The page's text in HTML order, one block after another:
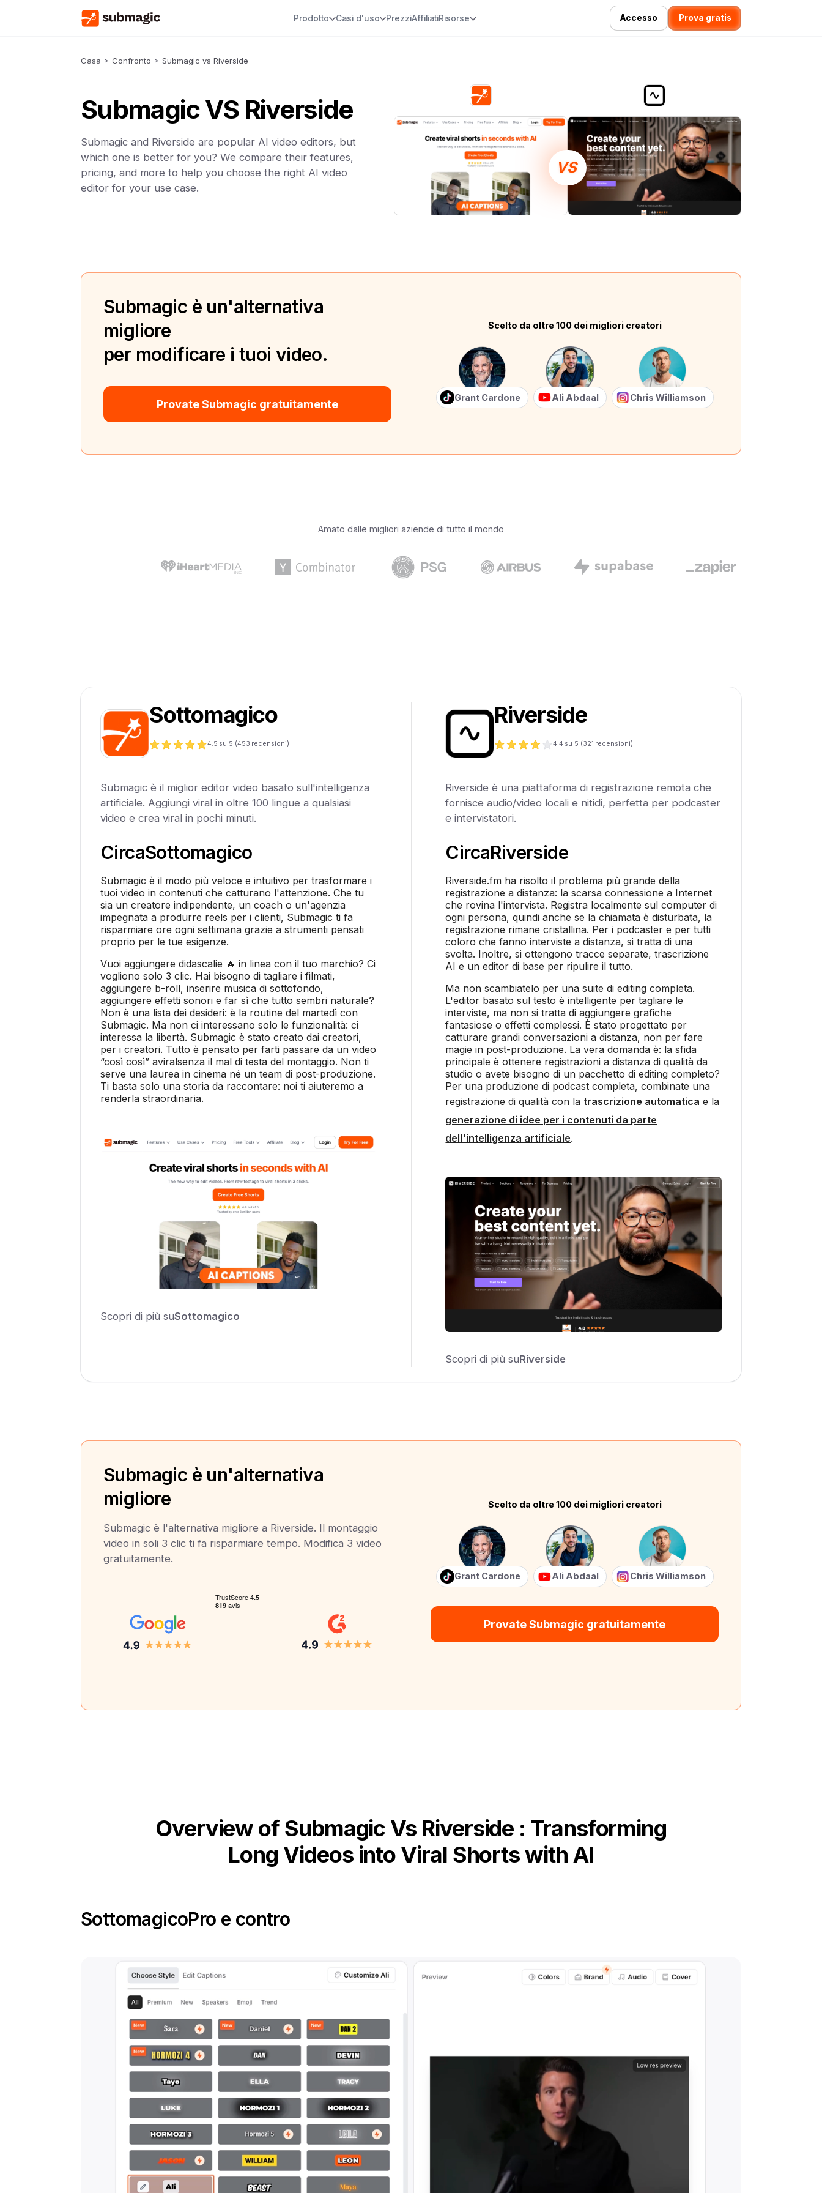
Prodotto Casi d'uso PrezziAffiliatiRisorse Accesso Prova gratis
Casa > Confronto > Submagic vs Riverside
Submagic VS Riverside
Submagic and Riverside are popular AI video editors, but
which one is better for you? We compare their features,
pricing, and more to help you choose the right AI video
editor for your use case.
VS
Submagic è un'alternativa
migliore
per modificare i tuoi video.
Provate Submagic gratuitamente
Scelto da oltre 100 dei migliori creatori
Grant Cardone Ali Abdaal Chris Williamson
Amato dalle migliori aziende di tutto il mondo
Sottomagico
4.5 su 5 (453 recensioni)
Submagic è il miglior editor video basato sull'intelligenza
artificiale. Aggiungi viral in oltre 100 lingue a qualsiasi
video e crea viral in pochi minuti.
CircaSottomagico
Submagic è il modo più veloce e intuitivo per trasformare i
tuoi video in contenuti che catturano l'attenzione. Che tu
sia un creatore indipendente, un coach o un'agenzia
impegnata a produrre reels per i clienti, Submagic ti fa
risparmiare ore ogni settimana grazie a strumenti pensati
proprio per le tue esigenze.
Vuoi aggiungere didascalie 🔥 in linea con il tuo marchio? Ci
vogliono solo 3 clic. Hai bisogno di tagliare i filmati,
aggiungere b-roll, inserire musica di sottofondo,
aggiungere effetti sonori e far sì che tutto sembri naturale?
Non è una lista dei desideri: è la routine del martedì con
Submagic. Ma non ci interessano solo le funzionalità: ci
interessa la libertà. Submagic è stato creato dai creatori,
per i creatori. Tutto è pensato per farti passare da un video
“così così” aviralsenza il mal di testa del montaggio. Non ti
serve una laurea in cinema né un team di post-produzione.
Ti basta solo una storia da raccontare: noi ti aiuteremo a
renderla straordinaria.
Scopri di più suSottomagico
Riverside
4.4 su 5 (321 recensioni)
Riverside è una piattaforma di registrazione remota che
fornisce audio/video locali e nitidi, perfetta per podcaster
e intervistatori.
CircaRiverside
Riverside.fm ha risolto il problema più grande della
registrazione a distanza: la scarsa connessione a Internet
che rovina l'intervista. Registra localmente sul computer di
ogni persona, quindi anche se la chiamata è disturbata, la
registrazione rimane cristallina. Per i podcaster e per tutti
coloro che fanno interviste a distanza, si tratta di una
svolta. Inoltre, si ottengono tracce separate, trascrizione
AI e un editor di base per ripulire il tutto.
Ma non scambiatelo per una suite di editing completa.
L'editor basato sul testo è intelligente per tagliare le
interviste, ma non si tratta di aggiungere grafiche
fantasiose o effetti complessi. È stato progettato per
catturare grandi conversazioni a distanza, non per fare
magie in post-produzione. La vera domanda è: la sfida
principale è ottenere registrazioni a distanza di qualità da
studio o avete bisogno di un pacchetto di editing completo?
Per una produzione di podcast completa, combinate una
registrazione di qualità con la trascrizione automatica e la
generazione di idee per i contenuti da parte
dell'intelligenza artificiale.
Scopri di più suRiverside
Submagic è un'alternativa
migliore
Submagic è l'alternativa migliore a Riverside. Il montaggio
video in soli 3 clic ti fa risparmiare tempo. Modifica 3 video
gratuitamente.
Scelto da oltre 100 dei migliori creatori
Grant Cardone Ali Abdaal Chris Williamson
Provate Submagic gratuitamente
Overview of Submagic Vs Riverside : Transforming
Long Videos into Viral Shorts with AI
SottomagicoPro e contro